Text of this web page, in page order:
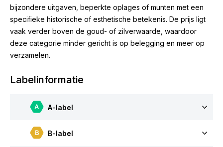
bijzondere uitgaven, beperkte oplages of munten met een
specifieke historische of esthetische betekenis. De prijs ligt
vaak verder boven de goud- of zilverwaarde, waardoor
deze categorie minder gericht is op belegging en meer op
verzamelen.
Labelinformatie
A-label
B-label